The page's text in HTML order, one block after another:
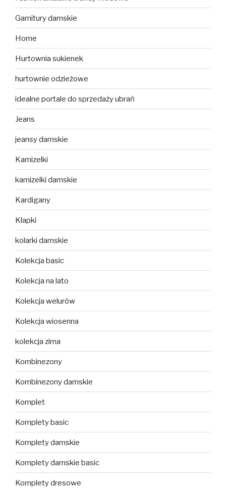
Garnitury damskie
Home
Hurtownia sukienek
hurtownie odzieżowe
idealne portale do sprzedaży ubrań
Jeans
jeansy damskie
Kamizelki
kamizelki damskie
Kardigany
Klapki
kolarki damskie
Kolekcja basic
Kolekcja na lato
Kolekcja welurów
Kolekcja wiosenna
kolekcja zima
Kombinezony
Kombinezony damskie
Komplet
Komplety basic
Komplety damskie
Komplety damskie basic
Komplety dresowe